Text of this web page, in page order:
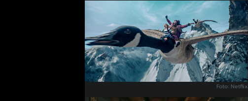
Foto: Netflix